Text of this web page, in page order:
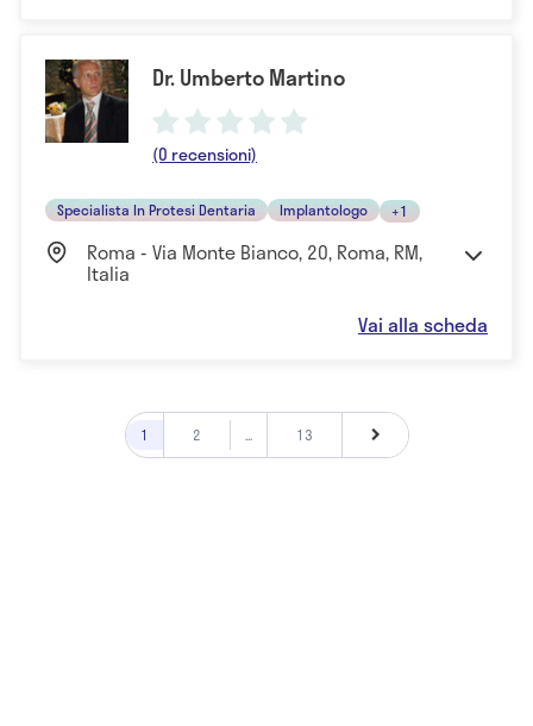
Dr. Umberto Martino
(0 recensioni)
Specialista In Protesi Dentaria Implantologo +1
Roma - Via Monte Bianco, 20, Roma, RM,
Italia
Vai alla scheda
1 2 ... 13